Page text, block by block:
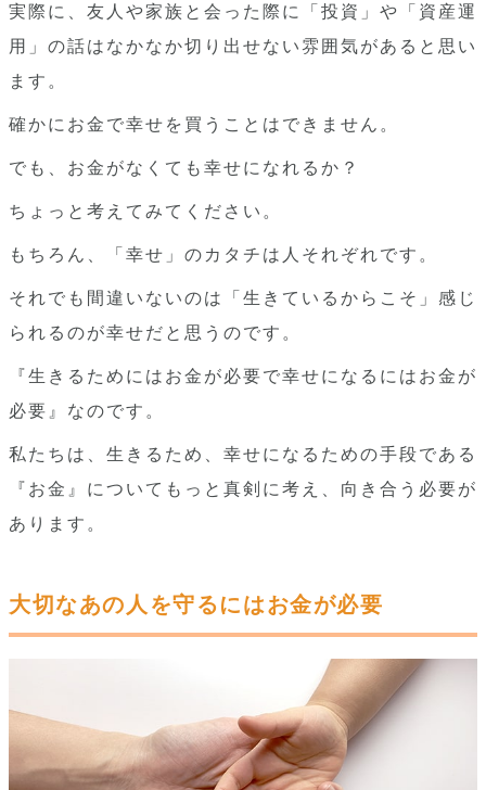
実際に、友人や家族と会った際に「投資」や「資産運
用」の話はなかなか切り出せない雰囲気があると思い
ます。
確かにお金で幸せを買うことはできません。
でも、お金がなくても幸せになれるか？
ちょっと考えてみてください。
もちろん、「幸せ」のカタチは人それぞれです。
それでも間違いないのは「生きているからこそ」感じ
られるのが幸せだと思うのです。
『生きるためにはお金が必要で幸せになるにはお金が
必要』なのです。
私たちは、生きるため、幸せになるための手段である
『お金』についてもっと真剣に考え、向き合う必要が
あります。
大切なあの人を守るにはお金が必要